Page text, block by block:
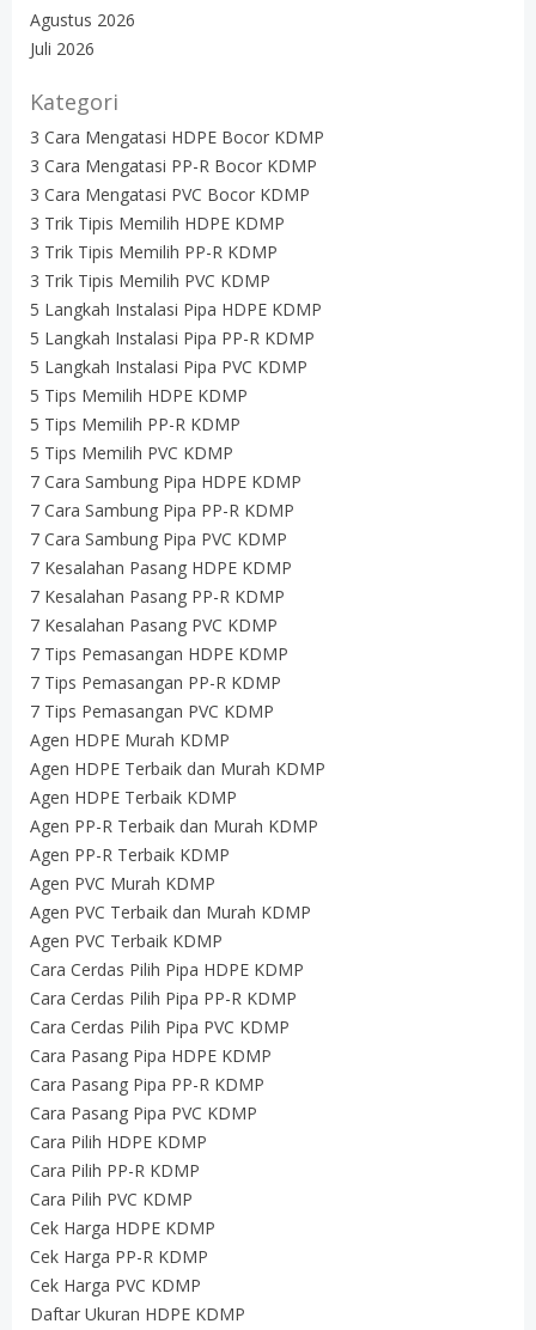
Agustus 2026
Juli 2026
Kategori
3 Cara Mengatasi HDPE Bocor KDMP
3 Cara Mengatasi PP-R Bocor KDMP
3 Cara Mengatasi PVC Bocor KDMP
3 Trik Tipis Memilih HDPE KDMP
3 Trik Tipis Memilih PP-R KDMP
3 Trik Tipis Memilih PVC KDMP
5 Langkah Instalasi Pipa HDPE KDMP
5 Langkah Instalasi Pipa PP-R KDMP
5 Langkah Instalasi Pipa PVC KDMP
5 Tips Memilih HDPE KDMP
5 Tips Memilih PP-R KDMP
5 Tips Memilih PVC KDMP
7 Cara Sambung Pipa HDPE KDMP
7 Cara Sambung Pipa PP-R KDMP
7 Cara Sambung Pipa PVC KDMP
7 Kesalahan Pasang HDPE KDMP
7 Kesalahan Pasang PP-R KDMP
7 Kesalahan Pasang PVC KDMP
7 Tips Pemasangan HDPE KDMP
7 Tips Pemasangan PP-R KDMP
7 Tips Pemasangan PVC KDMP
Agen HDPE Murah KDMP
Agen HDPE Terbaik dan Murah KDMP
Agen HDPE Terbaik KDMP
Agen PP-R Terbaik dan Murah KDMP
Agen PP-R Terbaik KDMP
Agen PVC Murah KDMP
Agen PVC Terbaik dan Murah KDMP
Agen PVC Terbaik KDMP
Cara Cerdas Pilih Pipa HDPE KDMP
Cara Cerdas Pilih Pipa PP-R KDMP
Cara Cerdas Pilih Pipa PVC KDMP
Cara Pasang Pipa HDPE KDMP
Cara Pasang Pipa PP-R KDMP
Cara Pasang Pipa PVC KDMP
Cara Pilih HDPE KDMP
Cara Pilih PP-R KDMP
Cara Pilih PVC KDMP
Cek Harga HDPE KDMP
Cek Harga PP-R KDMP
Cek Harga PVC KDMP
Daftar Ukuran HDPE KDMP